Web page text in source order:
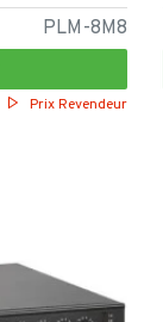
PLM-8M8
Prix Revendeur